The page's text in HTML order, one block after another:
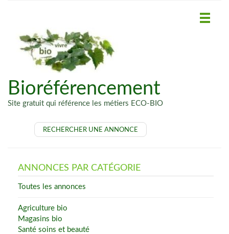
Bioréférencement
Site gratuit qui référence les métiers ECO-BIO
RECHERCHER UNE ANNONCE
ANNONCES PAR CATÉGORIE
Toutes les annonces
Agriculture bio
Magasins bio
Santé soins et beauté